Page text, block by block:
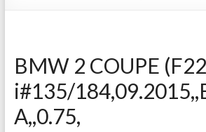
BMW 2 COUPE
i#135/
A,,0.75,